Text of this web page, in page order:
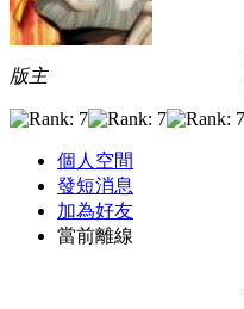
版主
個人空間
發短消息
加為好友
當前離線